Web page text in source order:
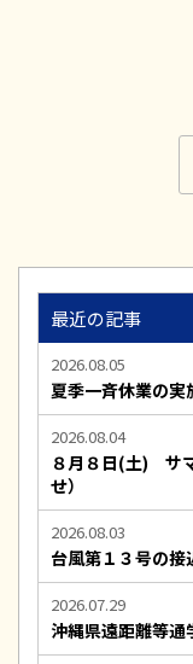
最近の記事
2026.08.05
夏季一斉休業の実
2026.08.04
８月８日(土) サ
せ）
2026.08.03
台風第１３号の接
2026.07.29
沖縄県遠距離等